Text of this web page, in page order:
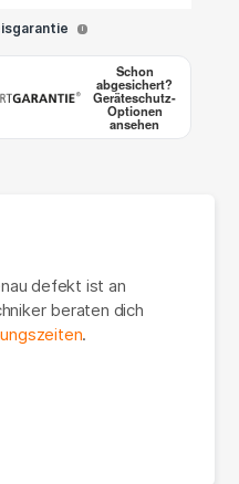
i
Schon
abgesichert?
Geräteschutz-
Optionen
ansehen
defekt ist an
beraten dich
.